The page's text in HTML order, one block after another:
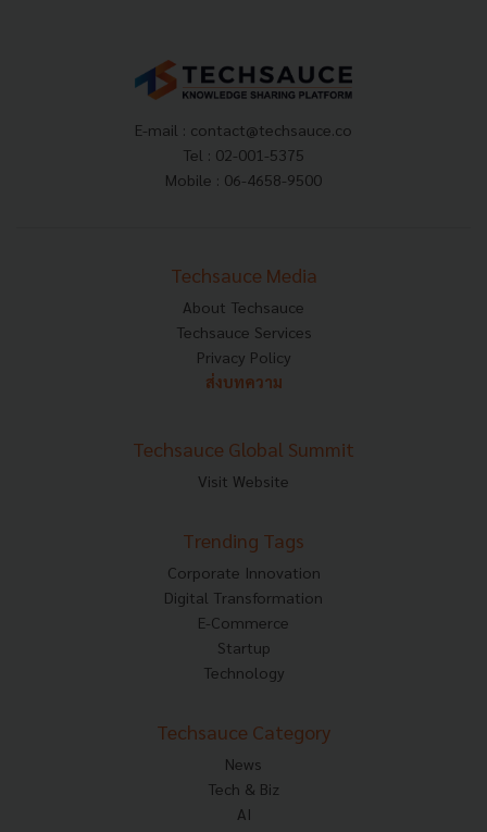
E-mail : contact@techsauce.co
Tel : 02-001-5375
Mobile : 06-4658-9500
Techsauce Media
About Techsauce
Techsauce Services
Privacy Policy
ส่งบทความ
Techsauce Global Summit
Visit Website
Trending Tags
Corporate Innovation
Digital Transformation
E-Commerce
Startup
Technology
Techsauce Category
News
Tech & Biz
AI